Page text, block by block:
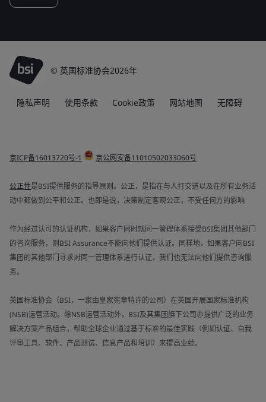
© 英国标准协会2026年
隐私声明 使用条款 Cookie政策 网站地图 无障碍
京ICP备16013720号-1 京公网安备11010502033060号
公正性是BSI提供服务的指导原则。公正，是指在与人打交道以及在所有业务活
动中都做到公平和公正。也即是说，决策制定客观公正，不受任何方的影响
作为经过认可的认证机构，如果客户同时就同一管理体系接受BSI集团其他部门
的咨询服务，则BSI Assurance不能向他们提供认证。同样地，如果客户向BSI
集团的其他部门寻求对同一管理体系进行认证，我们也无法向他们提供咨询服
务。
英国标准协会（BSI，一家由皇家宪章特许的公司）在英国开展国家标准机构
(NSB)运营活动。除NSB运营活动外，BSI及其集团旗下公司亦提供广泛的业务
解决方案产品组合，帮助全球企业通过基于标准的最佳实践（例如认证、自我
评审工具、软件、产品测试、信息产品和培训）来提高业绩。